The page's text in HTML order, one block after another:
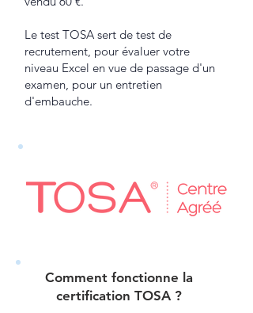
Le test TOSA sert de test de
recrutement, pour évaluer votre
niveau Excel en vue de passage d'un
examen, pour un entretien
d'embauche.
Comment fonctionne la
certification TOSA ?​